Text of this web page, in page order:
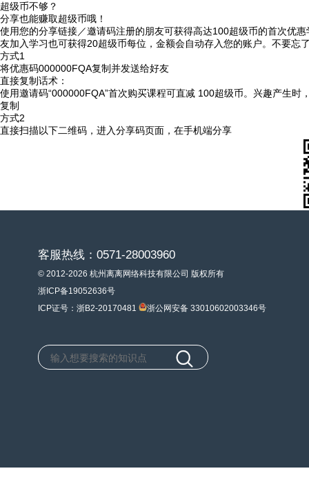
超级币不够？
分享也能赚取超级币哦！
使用您的分享链接／邀请码注册的朋友可获得高达100超级币的首次优
友加入学习也可获得20超级币每位，金额会自动存入您的账户。不要忘
方式1
将优惠码000000FQA复制并发送给好友
直接复制话术：
使用邀请码“000000FQA”首次购买课程可直减 100超级币。兴趣产生时
复制
方式2
直接扫描以下二维码，进入分享码页面，在手机端分享
客服热线：0571-28003960
© 2012-2026 杭州离离网络科技有限公司 版权所有
浙ICP备19052636号
ICP证号：浙B2-20170481
浙公网安备 33010602003346号